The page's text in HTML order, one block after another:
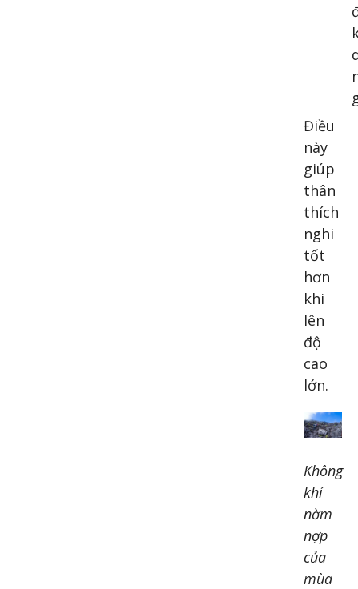
Điều
này
giúp
thân
thích
nghi
tốt
hơn
khi
lên
độ
cao
lớn.
Không
khí
nờm
nợp
của
mùa